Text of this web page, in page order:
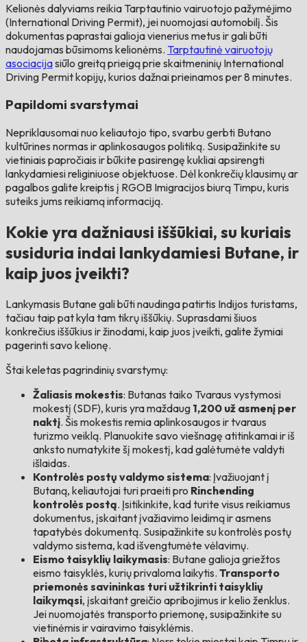
Kelionės dalyviams reikia Tarptautinio vairuotojo pažymėjimo
(International Driving Permit), jei nuomojasi automobilį. Šis
dokumentas paprastai galioja vienerius metus ir gali būti
naudojamas būsimoms kelionėms. Tarptautinė vairuotojų
asociacijasiūlo greitą prieigą prie skaitmeninių International
Driving Permit kopijų, kurios dažnai prieinamos per 8 minutes.
Papildomi svarstymai
Nepriklausomai nuo keliautojo tipo, svarbu gerbti Butano
kultūrines normas ir aplinkosaugos politiką. Susipažinkite su
vietiniais papročiais ir būkite pasirengę kukliai apsirengti
lankydamiesi religiniuose objektuose. Dėl konkrečių klausimų ar
pagalbos galite kreiptis į RGOB Imigracijos biurą Timpu, kuris
suteiks jums reikiamą informaciją.
Kokie yra dažniausi iššūkiai, su kuriais
susiduria indai lankydamiesi Butane, ir
kaip juos įveikti?
Lankymasis Butane gali būti naudinga patirtis Indijos turistams,
tačiau taip pat kyla tam tikrų iššūkių. Suprasdami šiuos
konkrečius iššūkius ir žinodami, kaip juos įveikti, galite žymiai
pagerinti savo kelionę.
Štai keletas pagrindinių svarstymų:
Žaliasis mokestis: Butanas taiko Tvaraus vystymosi
mokestį (SDF), kuris yra maždaug 1,200 už asmenį per
naktį. Šis mokestis remia aplinkosaugos ir tvaraus
turizmo veiklą. Planuokite savo viešnagę atitinkamai ir iš
anksto numatykite šį mokestį, kad galėtumėte valdyti
išlaidas.
Kontrolės postų valdymo sistema: Įvažiuojant į
Butaną, keliautojai turi praeiti pro Rinchending
kontrolės postą. Įsitikinkite, kad turite visus reikiamus
dokumentus, įskaitant įvažiavimo leidimą ir asmens
tapatybės dokumentą. Susipažinkite su kontrolės postų
valdymo sistema, kad išvengtumėte vėlavimų.
Eismo taisyklių laikymasis: Butane galioja griežtos
eismo taisyklės, kurių privaloma laikytis. Transporto
priemonės savininkas turi užtikrinti taisyklių
laikymąsi, įskaitant greičio apribojimus ir kelio ženklus.
Jei nuomojatės transporto priemonę, susipažinkite su
vietinėmis ir vairavimo taisyklėmis.